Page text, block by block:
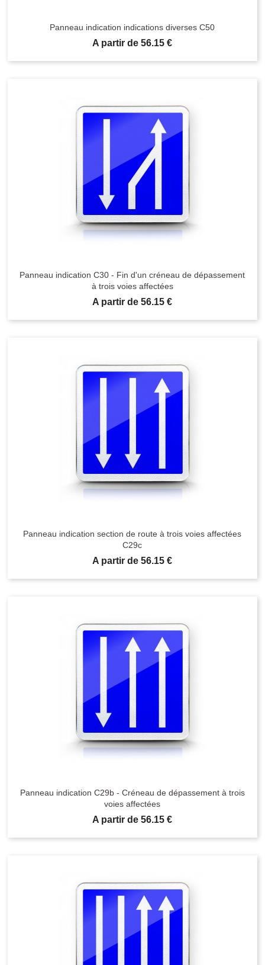
Panneau indication indications diverses C50
Prix
A partir de 56.15 €
Panneau indication C30 - Fin d'un créneau de dépassement
à trois voies affectées
Prix
A partir de 56.15 €
Panneau indication section de route à trois voies affectées
C29c
Prix
A partir de 56.15 €
Panneau indication C29b - Créneau de dépassement à trois
voies affectées
Prix
A partir de 56.15 €